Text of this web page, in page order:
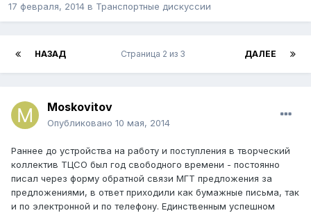
17 февраля, 2014 в Транспортные дискуссии
НАЗАД ДАЛЕЕ
Страница 2 из 3
Moskovitov
Опубликовано 10 мая, 2014
Раннее до устройства на работу и поступления в творческий
коллектив ТЦСО был год свободного времени - постоянно
писал через форму обратной связи МГТ предложения за
предложениями, в ответ приходили как бумажные письма, так
и по электронной и по телефону. Единственным успешном